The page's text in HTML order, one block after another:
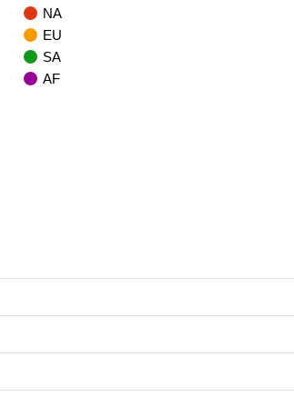
NA
EU
SA
AF